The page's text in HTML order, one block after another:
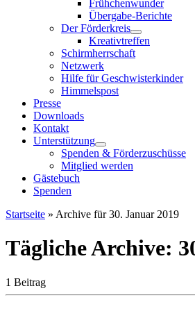
Frühchenwunder
Übergabe-Berichte
Der Förderkreis
Kreativtreffen
Schirmherrschaft
Netzwerk
Hilfe für Geschwisterkinder
Himmelspost
Presse
Downloads
Kontakt
Unterstützung
Spenden & Förderzuschüsse
Mitglied werden
Gästebuch
Spenden
Startseite » Archive für 30. Januar 2019
Tägliche Archive:
1 Beitrag